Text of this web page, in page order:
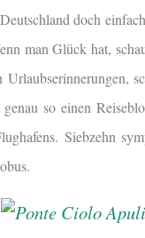
doch
man Glück hat,
so einen
Siebzehn